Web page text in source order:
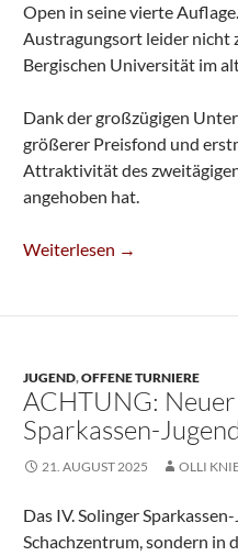
Open in seine vierte
Austragungsort leider nicht
Bergischen Universität im
Dank der großzügigen
größerer Preisfond und
Attraktivität des
angehoben hat.
Sparkassen-Jugend-Open
Weiterlesen →
JUGEND,OFFENE TURNIERE
ACHTUNG:
Sparkassen-
21. AUGUST 2025 OLLI
Das IV. Solinger
Schachzentrum, sondern in